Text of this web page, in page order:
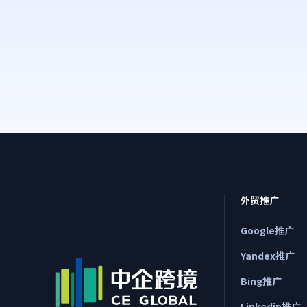
外贸推广
Google推广
Yandex推广
Bing推广